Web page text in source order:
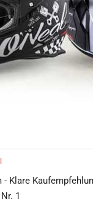
- Klare
1